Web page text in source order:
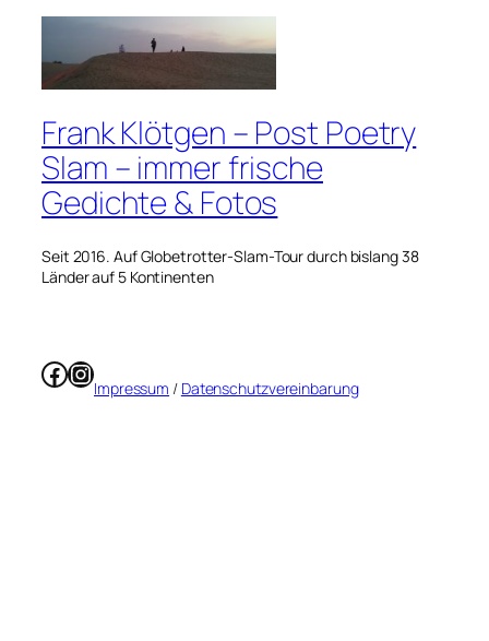
Frank Klötgen – Post Poetry
Slam – immer frische
Gedichte & Fotos
Seit 2016. Auf Globetrotter-Slam-Tour durch bislang 38
Länder auf 5 Kontinenten
Facebook
Instagram
Impressum / Datenschutzvereinbarung